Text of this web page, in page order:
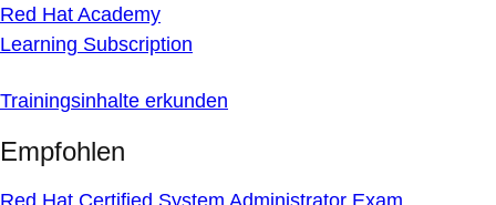
Red Hat Academy
Learning Subscription
Trainingsinhalte erkunden
Empfohlen
Red Hat Certified System Administrator Exam